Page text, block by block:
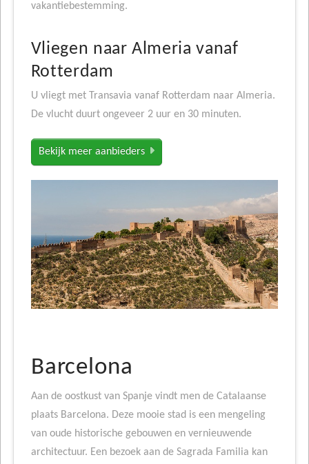
vakantiebestemming.
Vliegen naar Almeria vanaf
Rotterdam
U vliegt met Transavia vanaf Rotterdam naar Almeria.
De vlucht duurt ongeveer 2 uur en 30 minuten.
Bekijk meer aanbieders
Barcelona
Aan de oostkust van Spanje vindt men de Catalaanse
plaats Barcelona. Deze mooie stad is een mengeling
van oude historische gebouwen en vernieuwende
architectuur. Een bezoek aan de Sagrada Familia kan